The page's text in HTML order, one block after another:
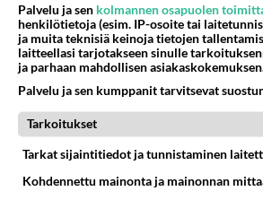
Muistatko Mikkelin
Palvelu ja sen kolmannen osapuolen
henkilötietoja (esim. IP-osoite tai
ja muita teknisiä keinoja tietojen
laitteellasi tarjotakseen sinulle
ja parhaan mahdollisen
Palvelu ja sen kumppanit tarvitsevat
Tarkoitukset
Tarkat sijaintitiedot ja tunnistaminen
Kohdennettu mainonta ja mainonnan